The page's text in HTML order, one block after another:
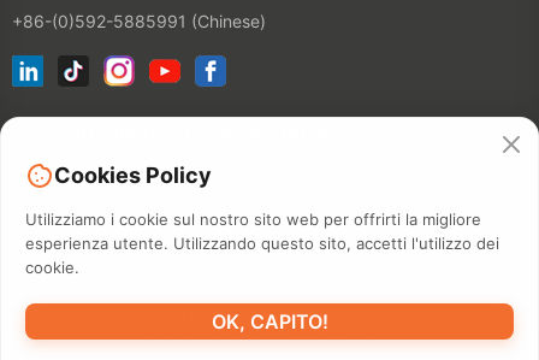
+86-(0)592-5885991 (Chinese)
©2026 XIAMEN HANIN CO., LTD.INFORMATIVA SULLA PRIVACY
DURATA D'USO MAPPA DEL SITO
Cookies Policy
Utilizziamo i cookie sul nostro sito web per offrirti la migliore
esperienza utente. Utilizzando questo sito, accetti l'utilizzo dei
cookie.
OK, CAPITO!